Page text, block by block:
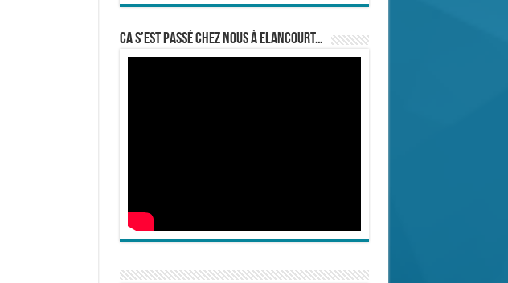
Ca s’est passé chez nous à Elancourt…